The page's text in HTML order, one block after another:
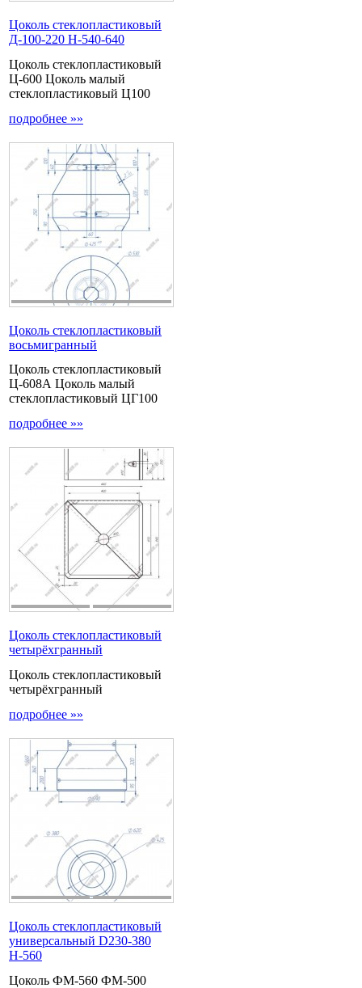
Цоколь стеклопластиковый
Д-100-220 Н-540-640
Цоколь стеклопластиковый
Ц-600 Цоколь малый
стеклопластиковый Ц100
подробнее »»
Цоколь стеклопластиковый
восьмигранный
Цоколь стеклопластиковый
Ц-608А Цоколь малый
стеклопластиковый ЦГ100
подробнее »»
Цоколь стеклопластиковый
четырёхгранный
Цоколь стеклопластиковый
четырёхгранный
подробнее »»
Цоколь стеклопластиковый
универсальный D230-380
Н-560
Цоколь ФМ-560 ФМ-500